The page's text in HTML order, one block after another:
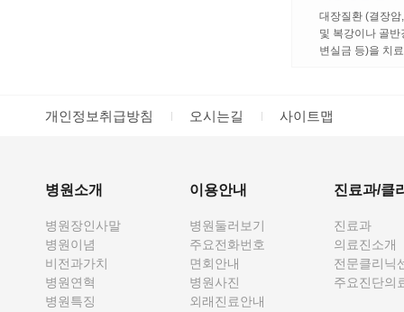
대장질환 (결장
및 복강이나 골
변실금 등)을 치료
개인정보취급방침 오시는길 사이트맵
병원소개
병원장인사말
병원이념
비전과가치
병원연혁
병원특징
이용안내
병원둘러보기
주요전화번호
면회안내
병원사진
외래진료안내
진료과/클
진료과
의료진소개
전문클리닉
주요진단의